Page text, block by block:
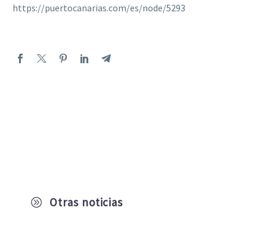
A Otras noticias
https://puertocanarias.com/es/node/5293